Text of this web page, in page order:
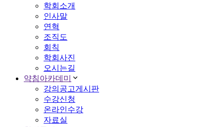
학회소개
인사말
연혁
조직도
회칙
학회사진
오시는길
약침아카데미
강의공고게시판
수강신청
온라인수강
자료실